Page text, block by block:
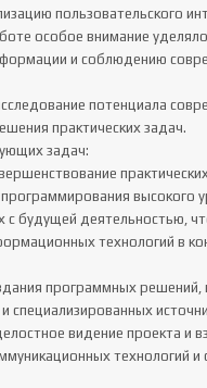
пользовательского
особое внимание
и соблюдению
потенциала
практических задач.
задач:
высокого
будущей деятельностью,
технологий в
программных решений,
специализированных
видение проекта и
технологий